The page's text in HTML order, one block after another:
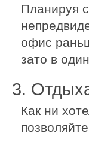
Планируя
офис
зато в
3.
Как ни